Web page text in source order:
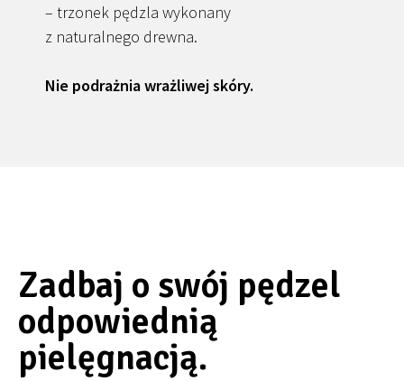
– trzonek pędzla wykonany
z naturalnego drewna.
Nie podrażnia wrażliwej skóry.
Zadbaj o swój pędzel
odpowiednią
pielęgnacją.